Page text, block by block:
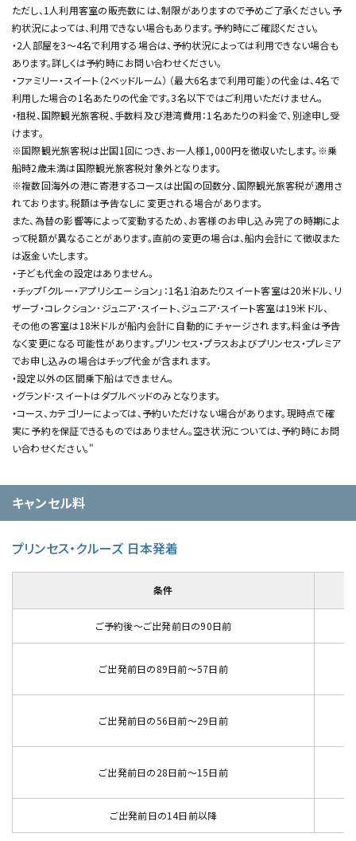
ただし、1人利用客室の販売数には、制限がありますので予めご了承ください。予
約状況によっては、利用できない場合もあります。予約時にご確認ください。
・2人部屋を3〜4名で利用する場合は、予約状況によっては利用できない場合も
あります。詳しくは予約時にお問い合わせください。
・ファミリー・スイート（2ベッドルーム） （最大6名まで利用可能）の代金は、4名で
利用した場合の1名あたりの代金です。3名以下ではご利用いただけません。
・租税、国際観光旅客税、手数料及び港湾費用：1名あたりの料金で、別途申し受
けます。
※国際観光旅客税は出国1回につき、お一人様1,000円を徴収いたします。※乗
船時2歳未満は国際観光旅客税対象外となります。
※複数回海外の港に寄港するコースは出国の回数分、国際観光旅客税が適用さ
れております。税額は予告なしに変更される場合があります。
また、為替の影響等によって変動するため、お客様のお申し込み完了の時期によ
って税額が異なることがあります。直前の変更の場合は、船内会計にて徴収また
は返金いたします。
・子ども代金の設定はありません。
・チップ「クルー・アプリシエーション」：1名1泊あたりスイート客室は20米ドル、リ
ザーブ・コレクション･ジュニア･スイート、ジュニア･スイート客室は19米ドル、
その他の客室は18米ドルが船内会計に自動的にチャージされます。料金は予告
なく変更になる可能性があります。プリンセス・プラスおよびプリンセス・プレミア
でお申し込みの場合はチップ代金が含まれます。
・設定以外の区間乗下船はできません。
・グランド･スイートはダブルベッドのみとなります。
・コース、カテゴリーによっては、予約いただけない場合があります。現時点で確
実に予約を保証できるものではありません。空き状況については、予約時にお問
い合わせください。"
キャンセル料
プリンセス・クルーズ 日本発着
条件
ご予約後～ご出発前日の90日前
ご出発前日の89日前～57日前
ご出発前日の56日前～29日前
ご出発前日の28日前～15日前
ご出発前日の14日前以降